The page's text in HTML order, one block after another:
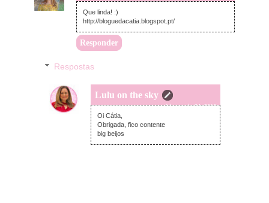
Que linda! :)
http://bloguedacatia.blogspot.pt/
Responder
Respostas
Lulu on the sky
terça-feira, maio 24, 2016
Oi Cátia,
Obrigada, fico contente
big beijos